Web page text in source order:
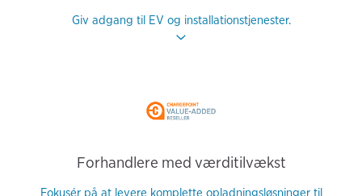
Giv adgang til EV og installationstjenester.
Forhandlere med værditilvækst
Fokusér på at levere komplette opladningsløsninger til